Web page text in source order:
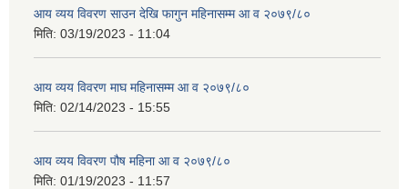
आय व्यय विवरण साउन देखि फागुन महिनासम्म आ व २०७९/८०
मिति: 03/19/2023 - 11:04
आय व्यय विवरण माघ महिनासम्म आ व २०७९/८०
मिति: 02/14/2023 - 15:55
आय व्यय विवरण पौष महिना आ व २०७९/८०
मिति: 01/19/2023 - 11:57